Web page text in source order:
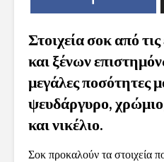
Στοιχεία σοκ από
και ξένων
μεγάλες ποσότητες
ψευδάργυρο,
και νικέλιο.
Σοκ προκαλούν τα στοιχεία